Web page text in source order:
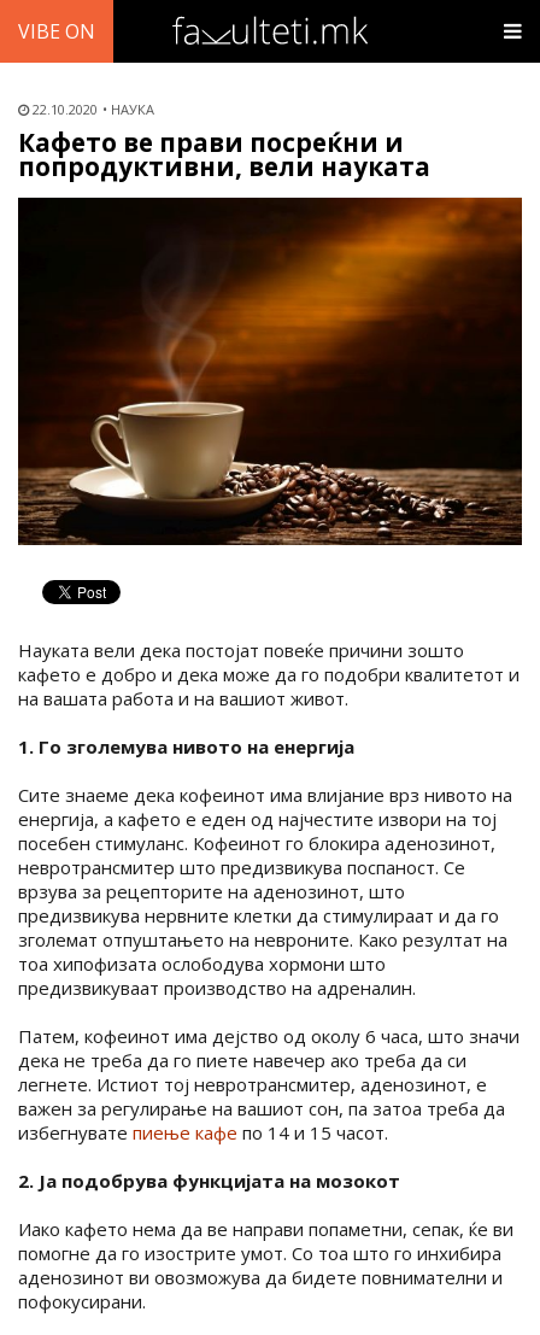
VIBE ON
22.10.2020 НАУКА
Кафето ве прави посреќни и
попродуктивни, вели науката
Науката вели дека постојат повеќе причини зошто
кафето е добро и дека може да го подобри квалитетот и
на вашата работа и на вашиот живот.
1. Го зголемува нивото на енергија
Сите знаеме дека кофеинот има влијание врз нивото на
енергија, а кафето е еден од најчестите извори на тој
посебен стимуланс. Кофеинот го блокира аденозинот,
невротрансмитер што предизвикува поспаност. Се
врзува за рецепторите на аденозинот, што
предизвикува нервните клетки да стимулираат и да го
зголемат отпуштањето на невроните. Како резултат на
тоа хипофизата ослободува хормони што
предизвикуваат производство на адреналин.
Патем, кофеинот има дејство од околу 6 часа, што значи
дека не треба да го пиете навечер ако треба да си
легнете. Истиот тој невротрансмитер, аденозинот, е
важен за регулирање на вашиот сон, па затоа треба да
избегнувате пиење кафе по 14 и 15 часот.
2. Ја подобрува функцијата на мозокот
Иако кафето нема да ве направи попаметни, сепак, ќе ви
помогне да го изострите умот. Со тоа што го инхибира
аденозинот ви овозможува да бидете повнимателни и
пофокусирани.